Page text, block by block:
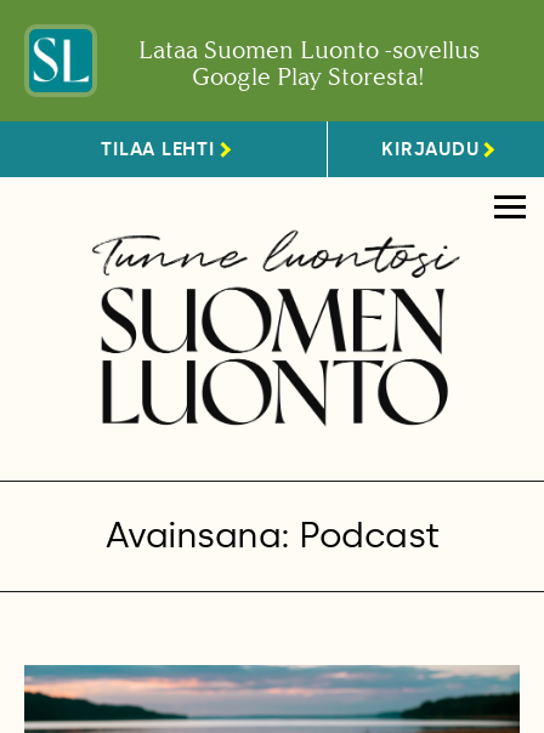
Lataa Suomen Luonto -sovellus
Google Play Storesta!
TILAA LEHTI KIRJAUDU
Avainsana: Podcast